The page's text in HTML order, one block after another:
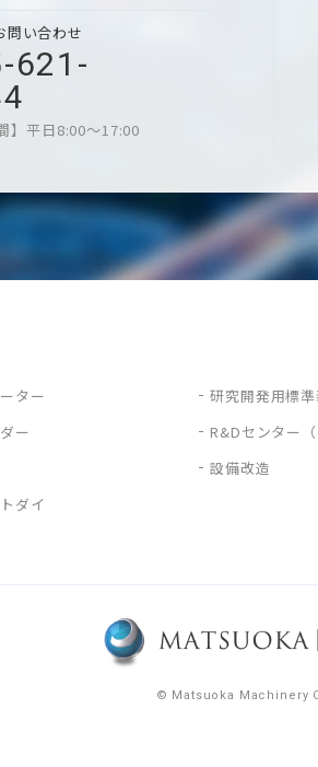
問い合わせ
621-
平日8:00～17:00
ター
ー
ダイ
研究開発用標
R&Dセンター（
設備改造
© Matsuoka Machinery